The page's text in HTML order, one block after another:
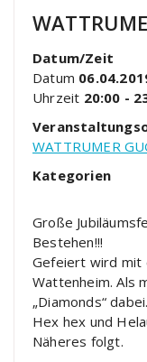
Datum/Zeit
Datum
Uhrzeit 20:00 -
WATTRUMER
Kategorien
Große
Bestehen!!!
Gefeiert wird mit
Wattenheim. Als
„Diamonds“ dabei.
Hex hex und
Näheres folgt.